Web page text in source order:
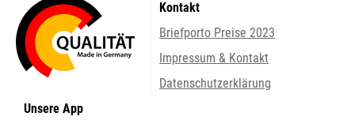
Kontakt
Briefporto Preise 2023
Impressum & Kontakt
Datenschutzerklärung
Unsere App